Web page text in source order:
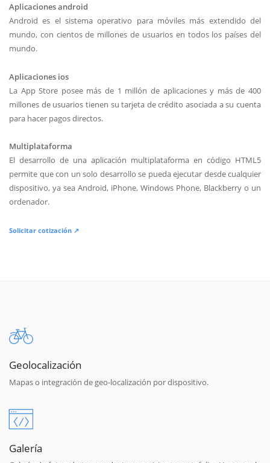
Aplicaciones android
Android es el sistema operativo para móviles más extendido del
mundo, con cientos de millones de usuarios en todos los países del
mundo.
Aplicaciones ios
La App Store posee más de 1 millón de aplicaciones y más de 400
millones de usuarios tienen su tarjeta de crédito asociada a su cuenta
para hacer pagos directos.
Multiplataforma
El desarrollo de una aplicación multiplataforma en código HTML5
permite que con un solo desarrollo se pueda ejecutar desde cualquier
dispositivo, ya sea Android, iPhone, Windows Phone, Blackberry o un
ordenador.
Solicitar cotización ↗
Geolocalización
Mapas o integración de geo-localización por dispositivo.
Galería